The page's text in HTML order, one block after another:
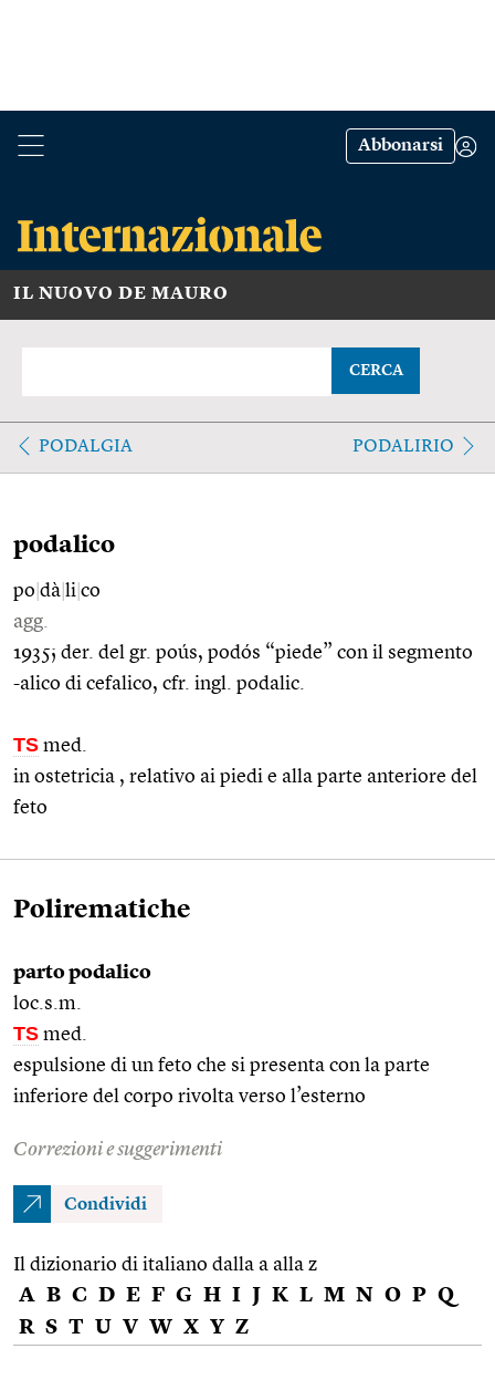
Abbonarsi
IL NUOVO DE MAURO
CERCA
PODALGIA PODALIRIO
podalico
po dà li co
agg.
1935; der. del gr. poús, podós “piede” con il segmento
-alico di cefalico, cfr. ingl. podalic.
TS med.
in ostetricia , relativo ai piedi e alla parte anteriore del
feto
Polirematiche
parto podalico
loc.s.m.
TS med.
espulsione di un feto che si presenta con la parte
inferiore del corpo rivolta verso l’esterno
Correzioni e suggerimenti
Condividi
Il dizionario di italiano dalla a alla z
A B C D E F G H I J K L M N O P Q
R S T U V W X Y Z